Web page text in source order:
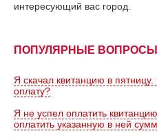
интересующий вас город.
ПОПУЛЯРНЫЕ
Я скачал квитанцию в
оплату?
Я не успел оплатить
оплатить указанную в ней